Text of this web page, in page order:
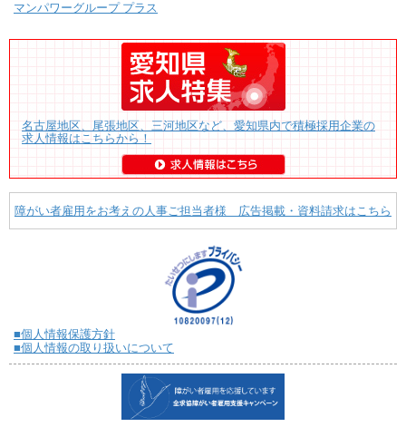
マンパワーグループ プラス
名古屋地区、尾張地区、三河地区など、愛知県内で積極採用企業の
求人情報はこちらから！
障がい者雇用をお考えの人事ご担当者様 広告掲載・資料請求はこちら
■個人情報保護方針
■個人情報の取り扱いについて